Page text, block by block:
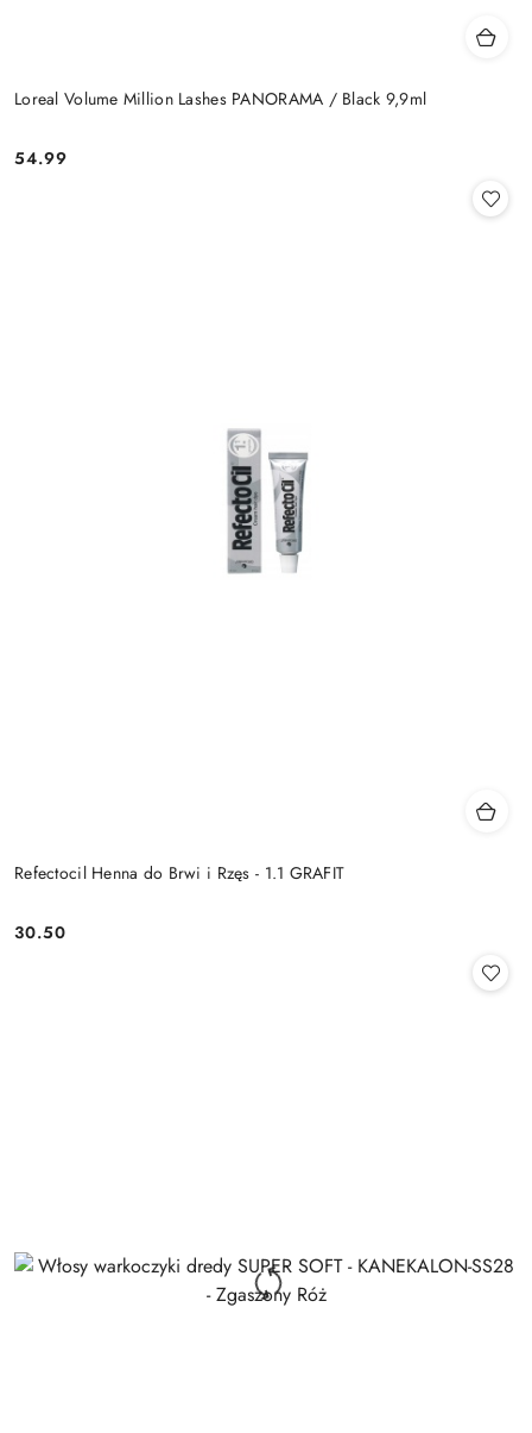
Loreal Volume Million Lashes PANORAMA / Black 9,9ml
Cena:
54.99
Refectocil Henna do Brwi i Rzęs - 1.1 GRAFIT
Cena:
30.50